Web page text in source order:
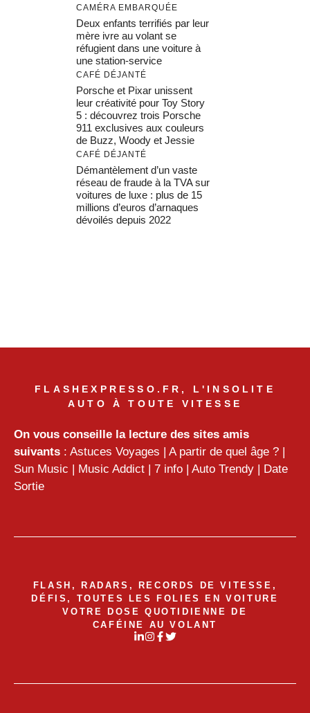
CAMÉRA EMBARQUÉE
Deux enfants terrifiés par leur
mère ivre au volant se
réfugient dans une voiture à
une station-service
CAFÉ DÉJANTÉ
Porsche et Pixar unissent
leur créativité pour Toy Story
5 : découvrez trois Porsche
911 exclusives aux couleurs
de Buzz, Woody et Jessie
CAFÉ DÉJANTÉ
Démantèlement d’un vaste
réseau de fraude à la TVA sur
voitures de luxe : plus de 15
millions d’euros d’arnaques
dévoilés depuis 2022
FLASHEXPRESSO.FR, L'INSOLITE
AUTO À TOUTE VITESSE
On vous conseille la lecture des sites amis
suivants : Astuces Voyages | A partir de quel âge ? |
Sun Music | Music Addict | 7 info | Auto Trendy | Date
Sortie
FLASH, RADARS, RECORDS DE VITESSE,
DÉFIS, TOUTES LES FOLIES EN VOITURE
VOTRE DOSE QUOTIDIENNE DE
CAFÉINE AU VOLANT